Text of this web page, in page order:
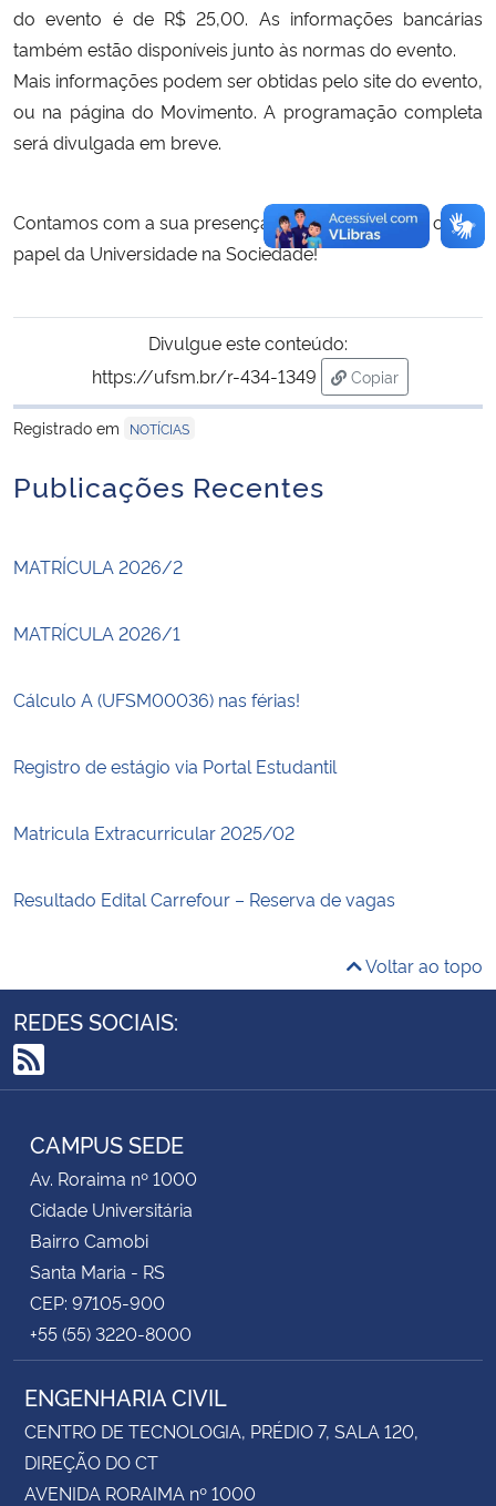
do evento é de R$ 25,00. As informações bancárias
também estão disponíveis junto às normas do evento.
Mais informações podem ser obtidas pelo site do evento,
ou na página do Movimento. A programação completa
será divulgada em breve.
Contamos com a sua presença para discutir sobre o
papel da Universidade na Sociedade!
Divulgue este conteúdo:
https://ufsm.br/r-434-1349
Copiar
para área de
Registrado em
NOTÍCIAS
Publicações Recentes
MATRÍCULA 2026/2
MATRÍCULA 2026/1
Cálculo A (UFSM00036) nas férias!
Registro de estágio via Portal Estudantil
Matricula Extracurricular 2025/02
Resultado Edital Carrefour – Reserva de vagas
Voltar ao topo
REDES SOCIAIS:
RSS
CAMPUS SEDE
Av. Roraima nº 1000
Cidade Universitária
Bairro Camobi
Santa Maria - RS
CEP: 97105-900
+55 (55) 3220-8000
ENGENHARIA CIVIL
CENTRO DE TECNOLOGIA, PRÉDIO 7, SALA 120,
DIREÇÃO DO CT
AVENIDA RORAIMA nº 1000